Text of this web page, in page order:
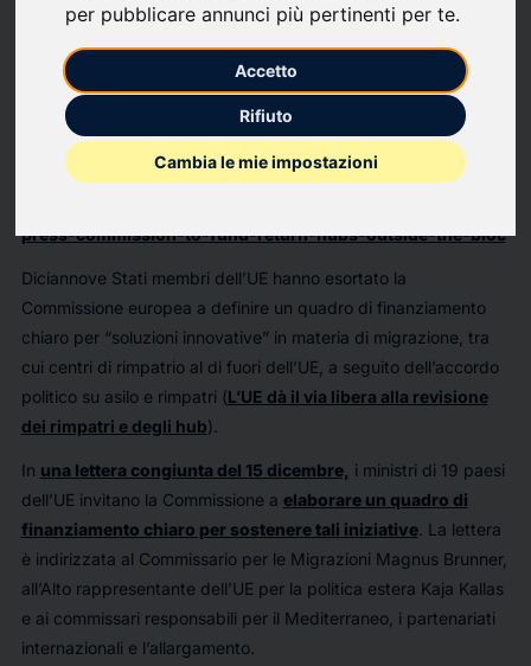
per pubblicare annunci più pertinenti per te.
Accetto
Rifiuto
Cambia le mie impostazioni
ritorno? In attesa dell’approvazione del nuovo regolamento
affinchè la Commissione preveda nel nuovo bilancio
misura per finanziare la creazione di questi centri nei Paesi
terzi. E ciò significa usare i fondi della cooperazione .
Riportiamo qui l’articolo diNatasha Mellershin
press-commission-to-fund-return-hubs-outside-the-bloc
Diciannove Stati membri dell’UE hanno esortato la
Commissione europea a definire un quadro di finanziamento
chiaro per “soluzioni innovative” in materia di migrazione, tra
cui centri di rimpatrio al di fuori dell’UE, a seguito dell’accordo
politico su asilo e rimpatri (L’UE dà il via libera alla revisione
dei rimpatri e degli hub).
In una lettera congiunta del 15 dicembre, i ministri di 19 paesi
dell’UE invitano la Commissione a elaborare un quadro di
finanziamento chiaro per sostenere tali iniziative. La lettera
è indirizzata al Commissario per le Migrazioni Magnus Brunner,
all’Alto rappresentante dell’UE per la politica estera Kaja Kallas
e ai commissari responsabili per il Mediterraneo, i partenariati
internazionali e l’allargamento.